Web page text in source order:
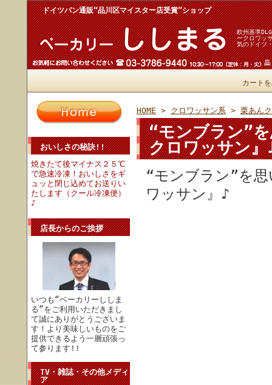
ドイツパン通販“品川区マイスター店受賞”ショップ
欧州基準
ークロワッ
気のドイツ
カート
おいしさの秘訣!!
焼きたて後マイナス２５℃
で急速冷凍！おいしさをギ
ュッと閉じ込めてお送りい
たします（クール冷凍便）
♪
店長からのご挨拶
いつも“ベーカリーししま
る”をご利用いただきまし
て誠にありがとうございま
す！より美味しいものをご
提供できるよう一層頑張っ
て参ります!!
TV・雑誌・その他メディ
ア
HOME > クロワッサン系 > 栗あん
“モンブラン”
クロワッサン』
“モンブラン”を
ワッサン』♪